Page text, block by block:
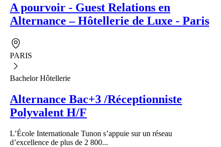
A pourvoir - Guest Relations en
Alternance – Hôtellerie de Luxe - Paris
PARIS
Bachelor Hôtellerie
Alternance Bac+3 /Réceptionniste
Polyvalent H/F
L’École Internationale Tunon s’appuie sur un réseau
d’excellence de plus de 2 800...